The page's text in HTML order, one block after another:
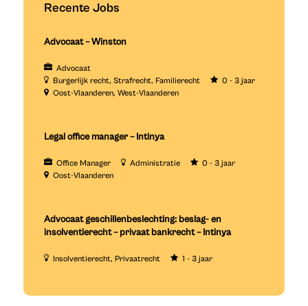
Recente Jobs
Advocaat – Winston
Advocaat
Burgerlijk recht Strafrecht Familierecht
0 - 3 jaar
Oost-Vlaanderen West-Vlaanderen
Legal office manager – Intinya
Office Manager Administratie
0 - 3 jaar
Oost-Vlaanderen
Advocaat geschillenbeslechting: beslag- en
insolventierecht – privaat bankrecht – Intinya
Insolventierecht Privaatrecht 1 - 3 jaar